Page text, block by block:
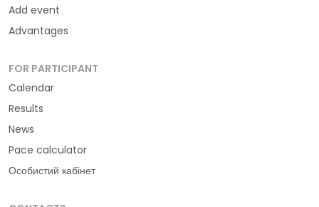
Add event
Advantages
FOR PARTICIPANT
Calendar
Results
News
Pace calculator
Особистий кабінет